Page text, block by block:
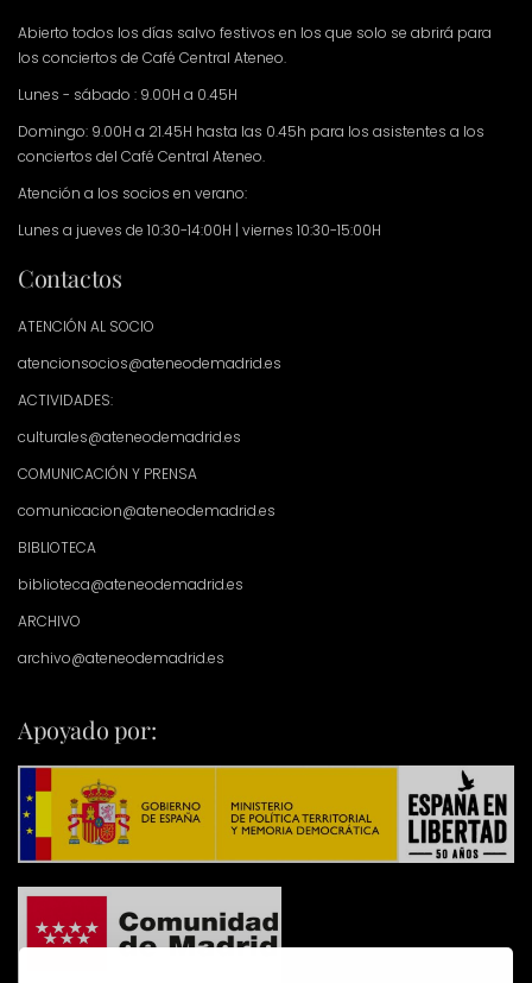
Abierto todos los días salvo festivos en los que solo se abrirá para
los conciertos de Café Central Ateneo.
Lunes - sábado : 9.00H a 0.45H
Domingo: 9.00H a 21.45H hasta las 0.45h para los asistentes a los
conciertos del Café Central Ateneo.
Atención a los socios en verano:
Lunes a jueves de 10:30-14:00H | viernes 10:30-15:00H
Contactos
ATENCIÓN AL SOCIO
atencionsocios@ateneodemadrid.es
ACTIVIDADES:
culturales@ateneodemadrid.es
COMUNICACIÓN Y PRENSA
comunicacion@ateneodemadrid.es
BIBLIOTECA
biblioteca@ateneodemadrid.es
ARCHIVO
archivo@ateneodemadrid.es
Apoyado por: